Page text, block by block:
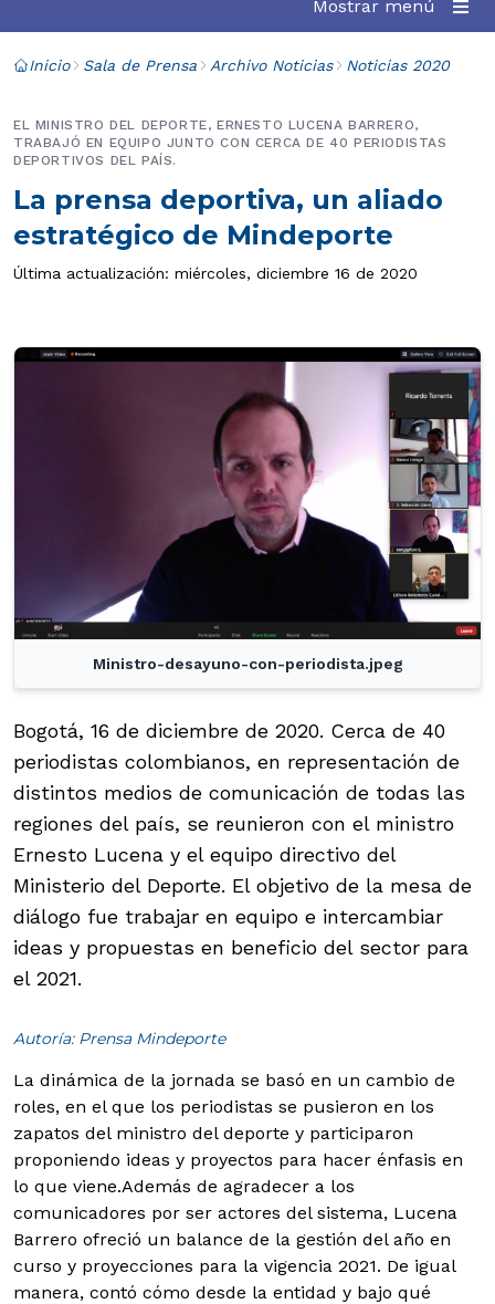
Mostrar menú
Inicio Sala de Prensa Archivo Noticias Noticias 2020
La prensa deportiva, un aliado
estratégico de Mindeporte
EL MINISTRO DEL DEPORTE, ERNESTO LUCENA BARRERO,
TRABAJÓ EN EQUIPO JUNTO CON CERCA DE 40 PERIODISTAS
DEPORTIVOS DEL PAÍS.
Última actualización: miércoles, diciembre 16 de 2020
Ministro-desayuno-con-periodista.jpeg
Bogotá, 16 de diciembre de 2020. Cerca de 40
periodistas colombianos, en representación de
distintos medios de comunicación de todas las
regiones del país, se reunieron con el ministro
Ernesto Lucena y el equipo directivo del
Ministerio del Deporte. El objetivo de la mesa de
diálogo fue trabajar en equipo e intercambiar
ideas y propuestas en beneficio del sector para
el 2021.
Autoría: Prensa Mindeporte
La dinámica de la jornada se basó en un cambio de
roles, en el que los periodistas se pusieron en los
zapatos del ministro del deporte y participaron
proponiendo ideas y proyectos para hacer énfasis en
lo que viene.Además de agradecer a los
comunicadores por ser actores del sistema, Lucena
Barrero ofreció un balance de la gestión del año en
curso y proyecciones para la vigencia 2021. De igual
manera, contó cómo desde la entidad y bajo qué